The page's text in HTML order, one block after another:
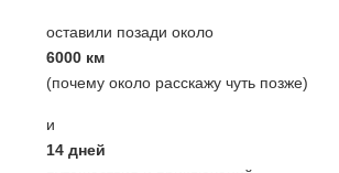
оставили позади около
6000 км
(почему около расскажу чуть позже)
и
14 дней